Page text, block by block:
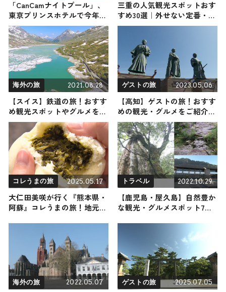
「CanCamナイトプール」、
東京プリンスホテルで今年も
開催 夏祭りも楽しめる『エ
レクトロ縁日』がテーマ
三重の人気観光スポットおす
すめ30選｜外せない定番・名
所から穴場まで見どころ満載
海外の旅 2021.08.28
【スイス】鉄道の旅！おすす
め観光スポットやグルメをリ
ポート
ゲストの旅 2023.05.06
【高知】ゲストの旅！おすす
めの観光・グルメをご紹介
2023年5月6日放送
コレうまの旅 2025.05.17
大仁田美咲が行く『熊本県・
阿蘇』コレうまの旅！地元の
トラベル 2022.10.29
【鹿児島・屋久島】自然豊か
な観光・グルメスポット7選
海外の旅 2022.05.07 ゲストの旅 2025.07.05